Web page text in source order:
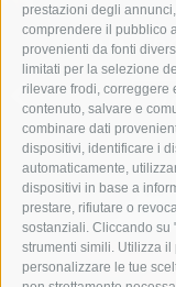
prestazioni degli
comprendere il pubblico
provenienti da fonti
limitati per la selezione
rilevare frodi, correggere
contenuto, salvare e
combinare dati
dispositivi, identificare i
automaticamente,
dispositivi in base a
prestare, rifiutare o
sostanziali. Cliccando su
strumenti simili. Utilizza
personalizzare le tue